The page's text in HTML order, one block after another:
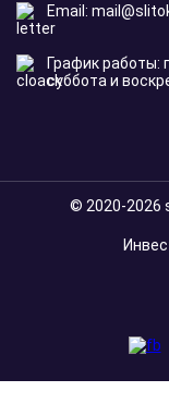
Email:
График работы:
суббота и
© 2020-2026